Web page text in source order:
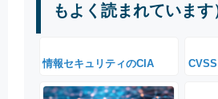
もよく読まれています
情報セキュリティのCIA CVSS